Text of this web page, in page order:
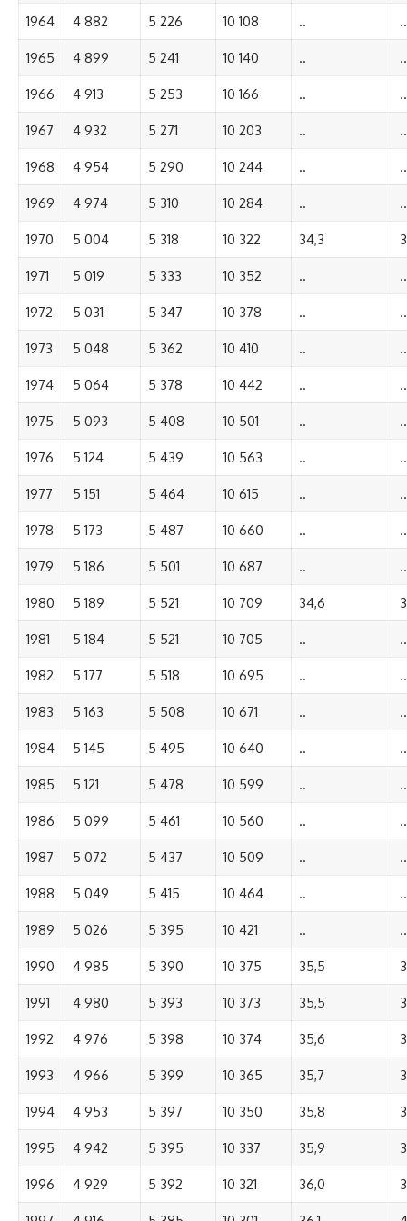
1964 4 882 5 226 10 108 .. ..
1965 4 899 5 241 10 140 .. ..
1966 4 913 5 253 10 166 .. ..
1967 4 932 5 271 10 203 .. ..
1968 4 954 5 290 10 244 .. ..
1969 4 974 5 310 10 284 .. ..
1970 5 004 5 318 10 322 34,3
1971 5 019 5 333 10 352 .. ..
1972 5 031 5 347 10 378 .. ..
1973 5 048 5 362 10 410 .. ..
1974 5 064 5 378 10 442 .. ..
1975 5 093 5 408 10 501 .. ..
1976 5 124 5 439 10 563 .. ..
1977 5 151 5 464 10 615 .. ..
1978 5 173 5 487 10 660 .. ..
1979 5 186 5 501 10 687 .. ..
1980 5 189 5 521 10 709 34,6
1981 5 184 5 521 10 705 .. ..
1982 5 177 5 518 10 695 .. ..
1983 5 163 5 508 10 671 .. ..
1984 5 145 5 495 10 640 .. ..
1985 5 121 5 478 10 599 .. ..
1986 5 099 5 461 10 560 .. ..
1987 5 072 5 437 10 509 .. ..
1988 5 049 5 415 10 464 .. ..
1989 5 026 5 395 10 421 .. ..
1990 4 985 5 390 10 375 35,5
1991 4 980 5 393 10 373 35,5
1992 4 976 5 398 10 374 35,6
1993 4 966 5 399 10 365 35,7
1994 4 953 5 397 10 350 35,8
1995 4 942 5 395 10 337 35,9
1996 4 929 5 392 10 321 36,0